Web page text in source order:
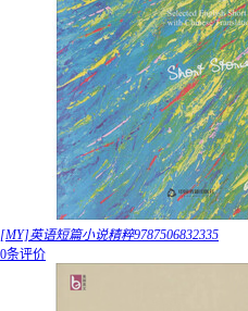
[MY]英语短篇小说精粹9787506832335
0条评价